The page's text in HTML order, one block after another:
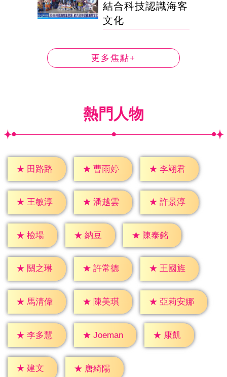
結合科技認識海客
文化
更多焦點+
熱門人物
★ 田路路 ★ 曹雨婷 ★ 李翊君
★ 王敏淳 ★ 潘越雲 ★ 許景淳
★ 檢場 ★ 納豆 ★ 陳泰銘
★ 關之琳 ★ 許常德 ★ 王國旌
★ 馬清偉 ★ 陳美琪 ★ 亞莉安娜
★ 李多慧 ★ Joeman ★ 康凱
★ 建文 ★ 唐綺陽